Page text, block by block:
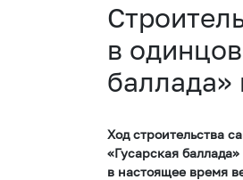
в
баллада»
Ход строительства
«Гусарская
в настоящее время